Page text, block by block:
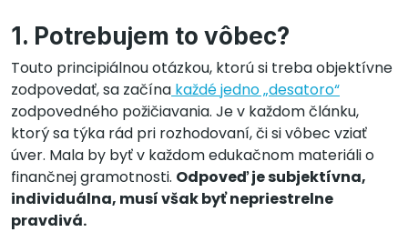
1. Potrebujem to vôbec?
Touto principiálnou otázkou, ktorú si treba objektívne
zodpovedať, sa začína každé jedno „desatoro“
zodpovedného požičiavania. Je v každom článku,
ktorý sa týka rád pri rozhodovaní, či si vôbec vziať
úver. Mala by byť v každom edukačnom materiáli o
finančnej gramotnosti. Odpoveď je subjektívna,
individuálna, musí však byť nepriestrelne
pravdivá.